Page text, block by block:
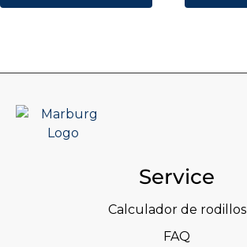
Service
Calculador de rodillos
FAQ